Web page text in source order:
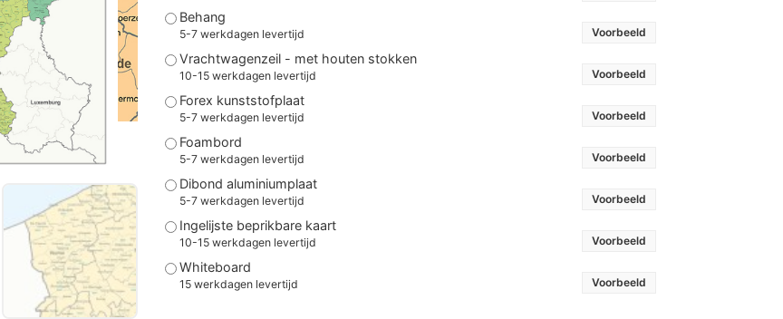
Behang
5-7 werkdagen levertijd Voorbeeld
Vrachtwagenzeil - met houten stokken
10-15 werkdagen levertijd Voorbeeld
Forex kunststofplaat
5-7 werkdagen levertijd Voorbeeld
Foambord
5-7 werkdagen levertijd Voorbeeld
Dibond aluminiumplaat
5-7 werkdagen levertijd Voorbeeld
Ingelijste beprikbare kaart
10-15 werkdagen levertijd Voorbeeld
Whiteboard
15 werkdagen levertijd Voorbeeld